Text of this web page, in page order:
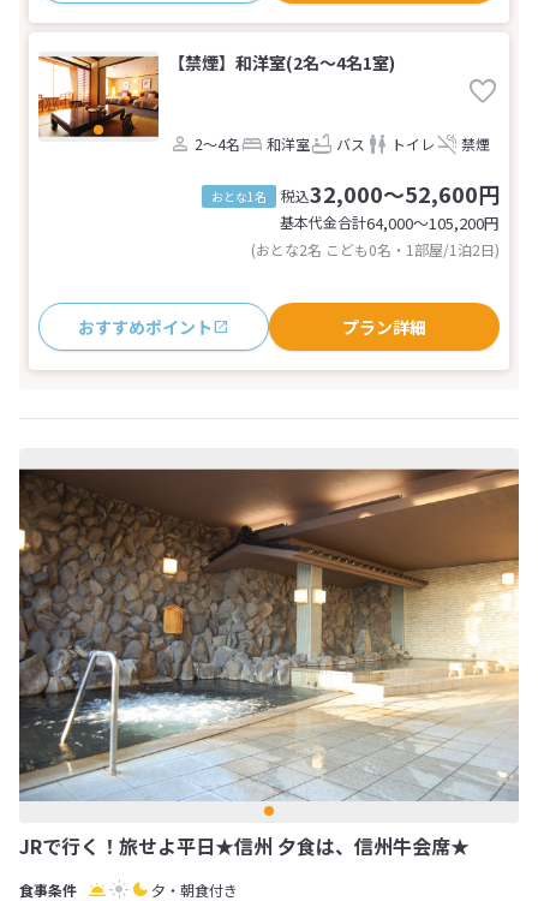
【禁煙】和洋室(2名～4名1室)
2～4名 和洋室 バス トイレ 禁煙
おとな1名 税込32,000～52,600円
基本代金合計64,000〜105,200円
(おとな2名 こども0名・1部屋/1泊2日)
おすすめポイント プラン詳細
JRで行く！旅せよ平日★信州 夕食は、信州牛会席★
夕・朝食付き